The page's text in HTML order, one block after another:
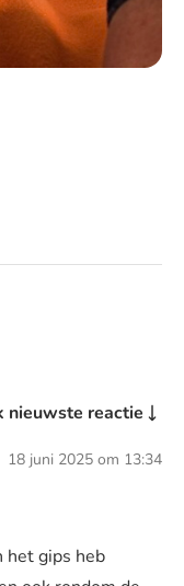
nieuwste reactie
18 juni 2025 om 13:34
het gips heb